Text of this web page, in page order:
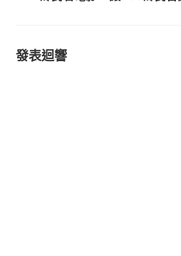
發表迴響